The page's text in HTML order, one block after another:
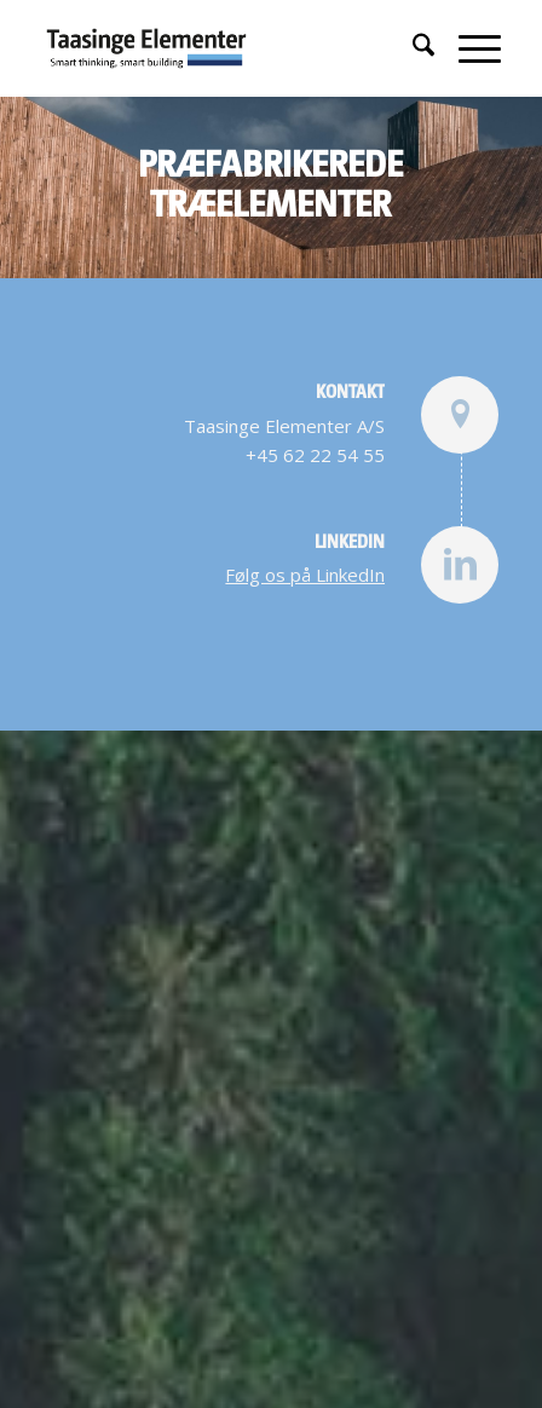
PRÆFABRIKEREDE
TRÆELEMENTER
KONTAKT
Taasinge Elementer A/S
+45 62 22 54 55
LINKEDIN
Følg os på LinkedIn